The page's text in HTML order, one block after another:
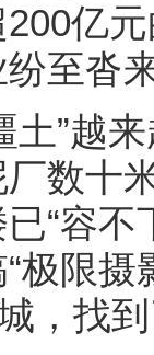
亿
至沓
土”越
数十
“容不
极限
，找